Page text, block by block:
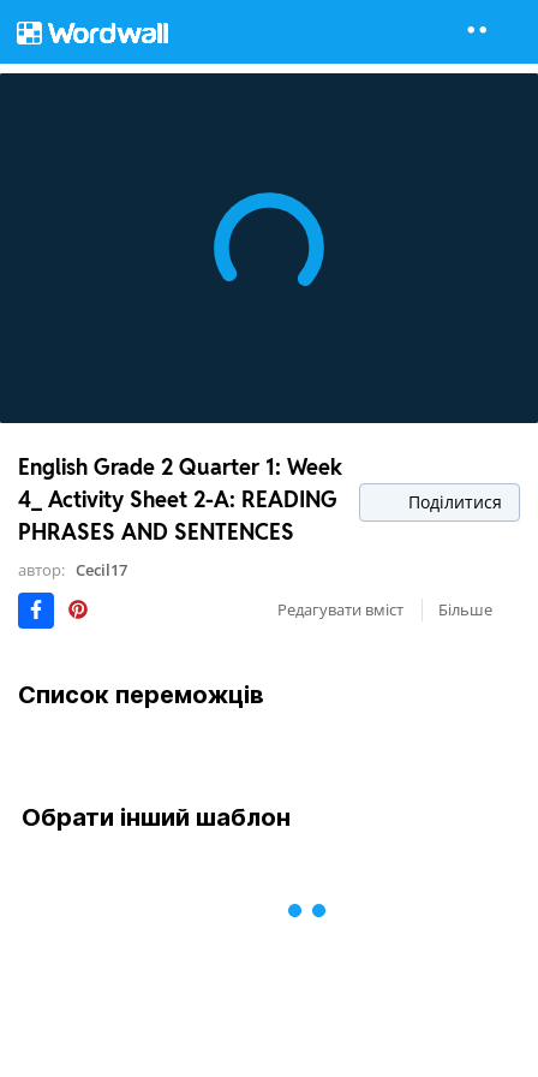
English Grade 2 Quarter 1: Week
4_ Activity Sheet 2-A: READING
PHRASES AND SENTENCES
Поділитися
автор: Cecil17
Редагувати вміст
Більше
Список переможців
Обрати інший шаблон